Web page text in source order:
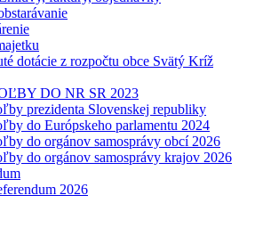
dotácie z rozpočtu obce Svätý Kríž
DO NR SR 2023
prezidenta Slovenskej republiky
do Európskeho parlamentu 2024
do orgánov samosprávy obcí 2026
do orgánov samosprávy krajov 2026
2026